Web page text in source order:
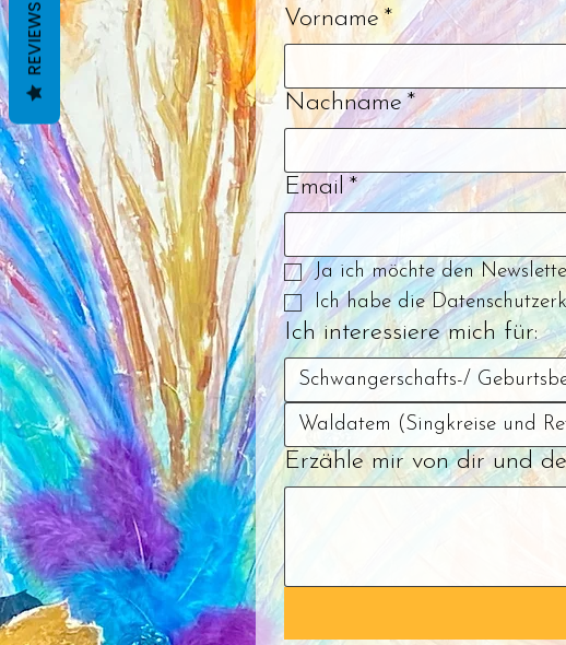
Vorname *
Nachname *
Email *
Ja ich möchte den
Ich habe die
Ich interessiere mich für:
Schwangerschafts-/
Waldatem (Singkreise und
Erzähle mir von dir und
REVIEWS